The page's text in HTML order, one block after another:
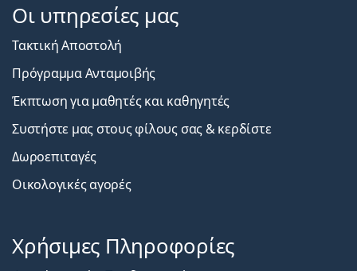
Οι υπηρεσίες μας
Τακτική Αποστολή
Πρόγραμμα Ανταμοιβής
Έκπτωση για μαθητές και καθηγητές
Συστήστε μας στους φίλους σας & κερδίστε
Δωροεπιταγές
Οικολογικές αγορές
Χρήσιμες Πληροφορίες